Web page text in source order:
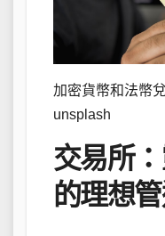
加密貨幣和法幣
unsplash
交易所
的理想